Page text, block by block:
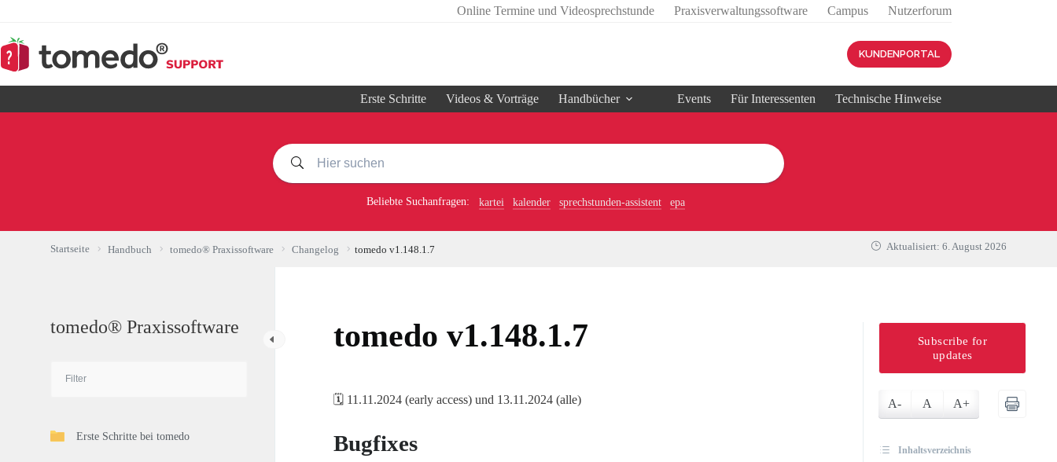
springen
Online Termine und Videosprechstunde Praxisverwaltungssoftware Campus Nutzerforum
KUNDENPORTAL
Erste Schritte Videos & Vorträge Handbücher Events Für Interessenten Technische Hinweise
Beliebte Suchanfragen: kartei kalender sprechstunden-assistent epa
Startseite Handbuch tomedo® Praxissoftware Changelog tomedo v1.148.1.7 Aktualisiert: 6. August 2026
tomedo® Praxissoftware
Erste Schritte bei tomedo
tomedo v1.148.1.7
🗓️ 11.11.2024 (early access) und 13.11.2024 (alle)
Bugfixes
Subscribe for
updates
A- A A+
Inhaltsverzeichnis